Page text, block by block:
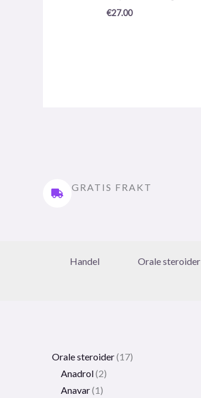
€27.00
GRATIS FRAKT
Handel Orale steroider
Orale steroider 17
Anadrol 2
Anavar 1